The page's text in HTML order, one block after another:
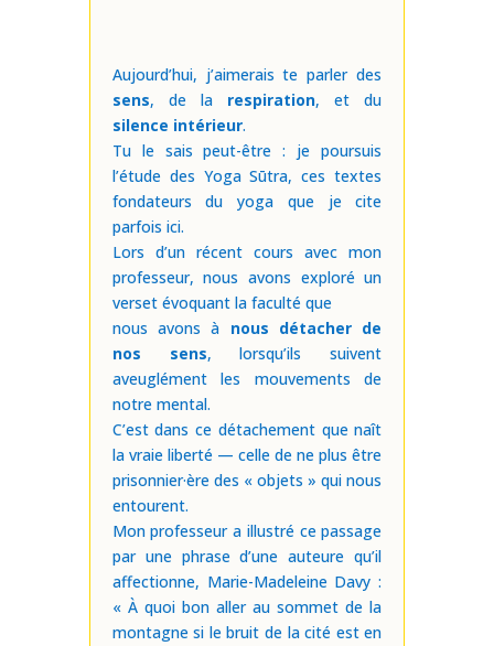
Aujourd’hui, j’aimerais te parler des
sens, de la respiration, et du
silence intérieur.
Tu le sais peut-être : je poursuis
l’étude des Yoga Sūtra, ces textes
fondateurs du yoga que je cite
parfois ici.
Lors d’un récent cours avec mon
professeur, nous avons exploré un
verset évoquant la faculté que
nous avons à nous détacher de
nos sens, lorsqu’ils suivent
aveuglément les mouvements de
notre mental.
C’est dans ce détachement que naît
la vraie liberté — celle de ne plus être
prisonnier·ère des « objets » qui nous
entourent.
Mon professeur a illustré ce passage
par une phrase d’une auteure qu’il
affectionne, Marie-Madeleine Davy :
« À quoi bon aller au sommet de la
montagne si le bruit de la cité est en